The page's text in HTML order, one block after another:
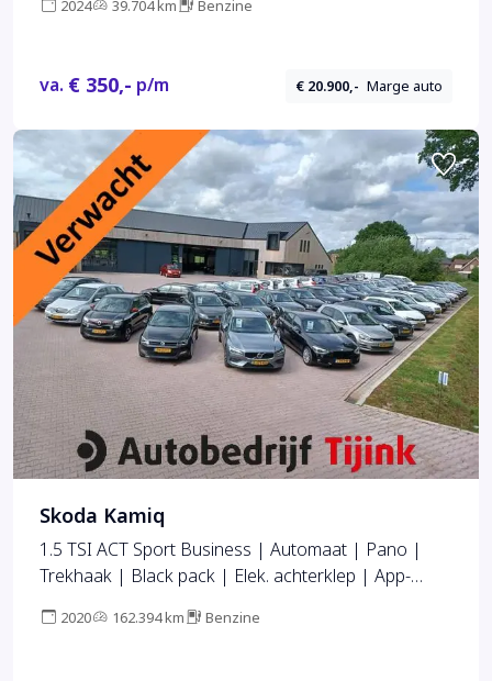
2024 39.704 km Benzine
va. € 350,- p/m € 20.900,- Marge auto
Skoda Kamiq
1.5 TSI ACT Sport Business | Automaat | Pano |
Trekhaak | Black pack | Elek. achterklep | App-
2020 162.394 km Benzine